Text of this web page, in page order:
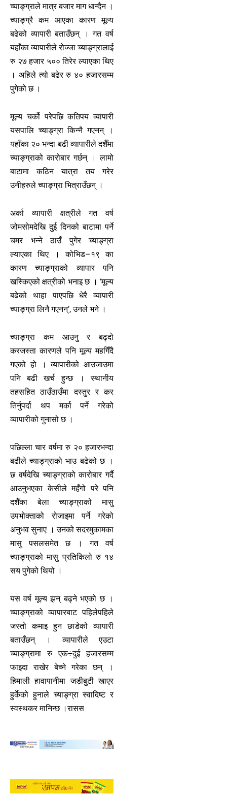
च्याङ्ग्राले मात्र बजार माग धान्दैन ।
च्याङ्ग्रै कम आएका कारण मूल्य
बढेको व्यापारी बताउँछन् । गत वर्ष
यहाँका व्यापारीले रोज्जा च्याङ्ग्रालाई
रु २७ हजार ५०० तिरेर ल्याएका थिए
। अहिले त्यो बढेर रु ४० हजारसम्म
पुगेको छ ।
मूल्य चर्को परेपछि कतिपय व्यापारी
यसपालि च्याङ्ग्रा किन्नै गएनन् ।
यहाँका २० भन्दा बढी व्यापारीले दशैँमा
च्याङ्ग्राको कारोबार गर्छन् । लामो
बाटामा कठिन यात्रा तय गरेर
उनीहरुले च्याङ्ग्रा भित्राउँछन् ।
अर्का व्यापारी क्षत्रीले गत वर्ष
जोमसोमदेखि दुई दिनको बाटामा पर्ने
चमर भन्ने ठाउँ पुगेर च्याङ्ग्रा
ल्याएका थिए । कोभिड–१९ का
कारण च्याङ्ग्राको व्यापार पनि
खस्किएको क्षत्रीको भनाइ छ । ‘मूल्य
बढेको थाहा पाएपछि धेरै व्यापारी
च्याङ्ग्रा लिनै गएनन्’, उनले भने ।
च्याङ्ग्रा कम आउनु र बढ्दो
करजस्ता कारणले पनि मूल्य महगिँदै
गएको हो । व्यापारीको आउजाउमा
पनि बढी खर्च हुन्छ । स्थानीय
तहसहित ठाउँठाउँमा दस्तुर र कर
तिर्नुपर्दा थप मर्का पर्ने गरेको
व्यापारीको गुनासो छ ।
पछिल्ला चार वर्षमा रु २० हजारभन्दा
बढीले च्याङ्ग्राको भाउ बढेको छ ।
छ वर्षदेखि च्याङ्ग्राको कारोबार गर्दै
आउनुभएका केसीले महँगो परे पनि
दशैँका बेला च्याङ्ग्राको मासु
उपभोक्ताको रोजाइमा पर्ने गरेको
अनुभव सुनाए । उनको सदरमुकामका
मासु पसलसमेत छ । गत वर्ष
च्याङ्ग्राको मासु प्रतिकिलो रु १४
सय पुगेको थियो ।
यस वर्ष मूल्य झन् बढ्ने भएको छ ।
च्याङ्ग्राको व्यापारबाट पहिलेपहिले
जस्तो कमाइ हुन छाडेको व्यापारी
बताउँछन् । व्यापारीले एउटा
च्याङ्ग्रामा रु एक÷दुई हजारसम्म
फाइदा राखेर बेच्ने गरेका छन् ।
हिमाली हावापानीमा जडीबुटी खाएर
हुर्केको हुनाले च्याङ्ग्रा स्वादिष्ट र
स्वस्थकर मानिन्छ ।रासस